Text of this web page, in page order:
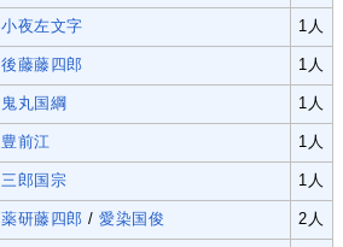
小夜左文字 1人
後藤藤四郎 1人
鬼丸国綱 1人
豊前江 1人
三郎国宗 1人
薬研藤四郎 /愛染国俊 2人